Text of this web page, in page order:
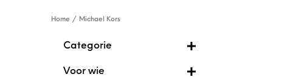
Home / Michael Kors
Categorie
Voor wie